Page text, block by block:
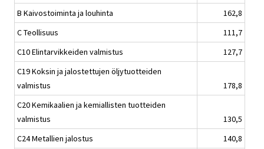
B Kaivostoiminta ja louhinta
162,8
C Teollisuus
111,7
C10 Elintarvikkeiden valmistus
127,7
C19 Koksin ja jalostettujen öljytuotteiden
valmistus
178,8
C20 Kemikaalien ja kemiallisten tuotteiden
valmistus
130,5
C24 Metallien jalostus
140,8